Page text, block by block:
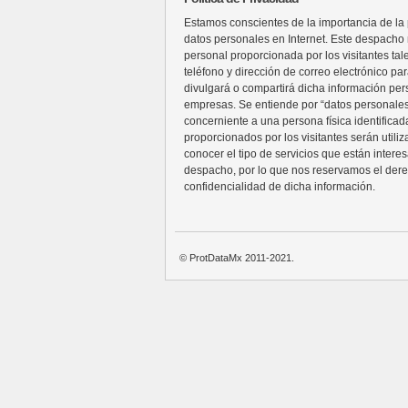
Estamos conscientes de la importancia de
datos personales en Internet. Este
personal proporcionada por los visitantes
teléfono y dirección de correo electrónico
divulgará o compartirá dicha información
empresas. Se entiende por “datos
concerniente a una persona física
proporcionados por los visitantes serán
conocer el tipo de servicios que están
despacho, por lo que nos reservamos el
confidencialidad de dicha información.
© ProtDataMx 2011-2021.